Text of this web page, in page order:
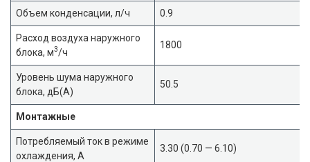
Объем конденсации, л/ч 0.9
Расход воздуха наружного
блока, м3/ч
1800
Уровень шума наружного
блока, дБ(А)
50.5
Монтажные
Потребляемый ток в режиме
охлаждения, А
3.30 (0.70 — 6.10)